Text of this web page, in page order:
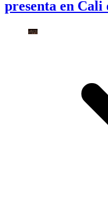
presenta en Cali